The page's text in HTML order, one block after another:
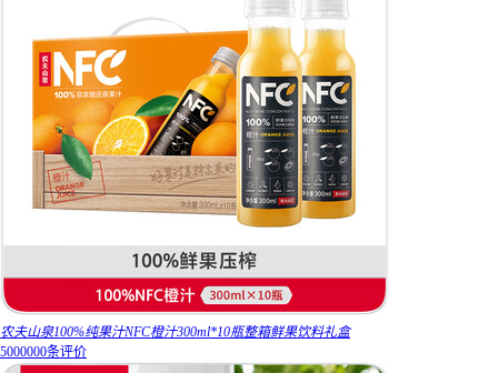
农夫山泉100%纯果汁NFC橙汁300ml*10瓶整箱鲜果饮料礼盒
5000000条评价